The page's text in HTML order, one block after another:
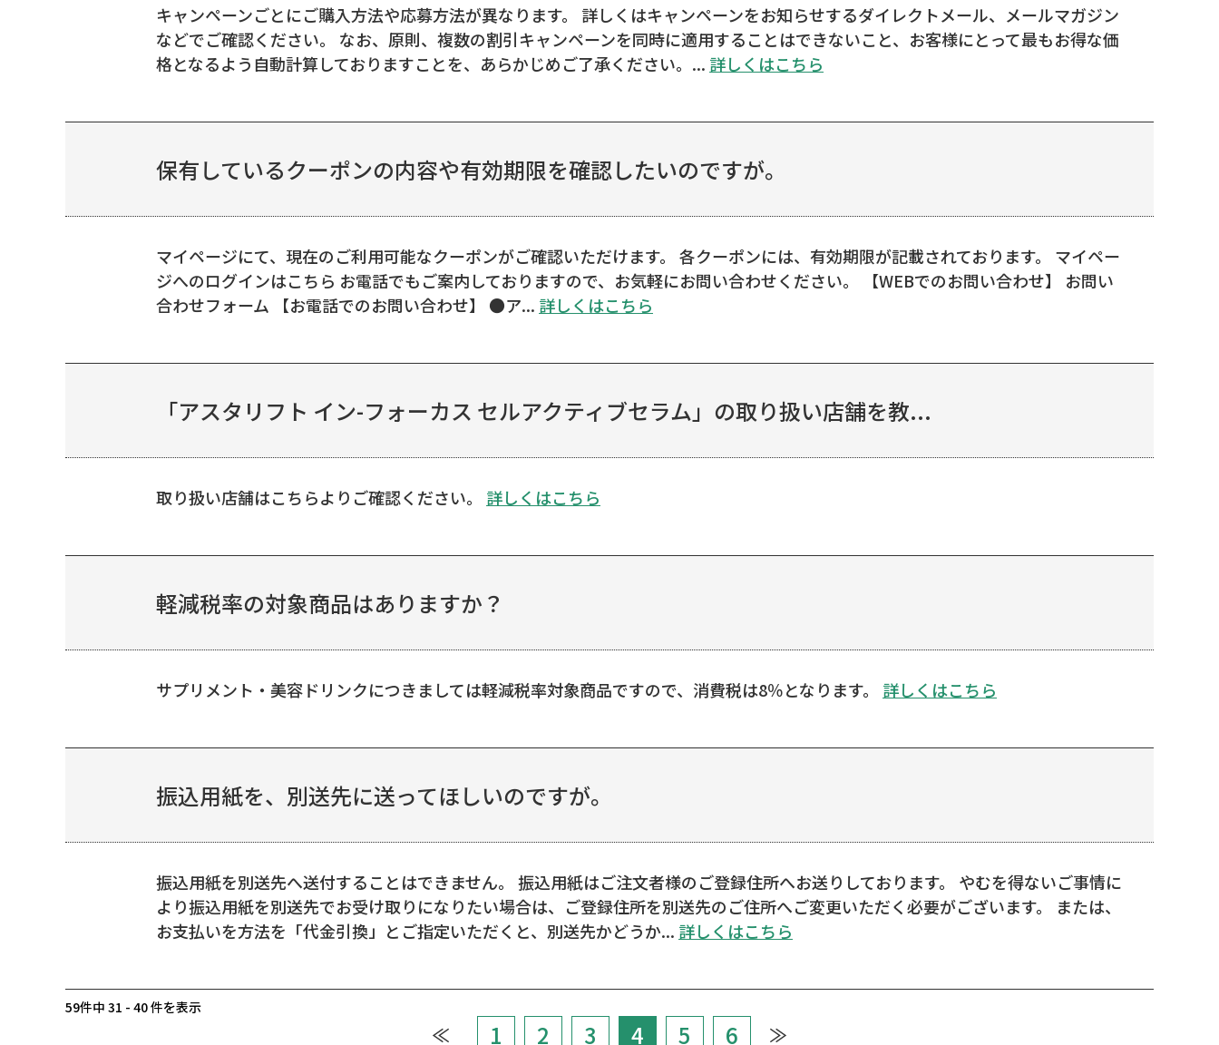
キャンペーンごとにご購入方法や応募方法が異なります。 詳しくはキャンペーンをお知らせするダイレクトメール、メールマガジン
などでご確認ください。 なお、原則、複数の割引キャンペーンを同時に適用することはできないこと、お客様にとって最もお得な価
格となるよう自動計算しておりますことを、あらかじめご了承ください。... 詳しくはこちら
保有しているクーポンの内容や有効期限を確認したいのですが。
マイページにて、現在のご利用可能なクーポンがご確認いただけます。 各クーポンには、有効期限が記載されております。 マイペー
ジへのログインはこちら お電話でもご案内しておりますので、お気軽にお問い合わせください。 【WEBでのお問い合わせ】 お問い
合わせフォーム 【お電話でのお問い合わせ】 ●ア... 詳しくはこちら
「アスタリフト イン-フォーカス セルアクティブセラム」の取り扱い店舗を教...
取り扱い店舗はこちらよりご確認ください。 詳しくはこちら
軽減税率の対象商品はありますか？
サプリメント・美容ドリンクにつきましては軽減税率対象商品ですので、消費税は8％となります。 詳しくはこちら
振込用紙を、別送先に送ってほしいのですが。
振込用紙を別送先へ送付することはできません。 振込用紙はご注文者様のご登録住所へお送りしております。 やむを得ないご事情に
より振込用紙を別送先でお受け取りになりたい場合は、ご登録住所を別送先のご住所へご変更いただく必要がございます。 または、
お支払いを方法を「代金引換」とご指定いただくと、別送先かどうか... 詳しくはこちら
59件中 31 - 40 件を表示
≪ 1 2 3 4 5 6 ≫